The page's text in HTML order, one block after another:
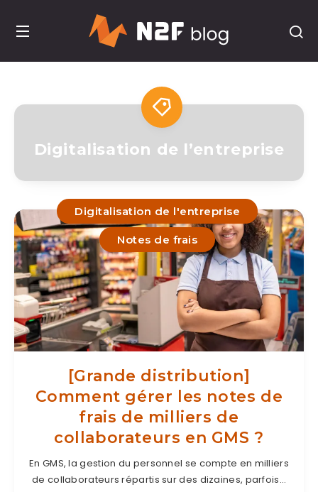
Digitalisation de l’entreprise
Digitalisation de l'entreprise
Notes de frais
[Grande distribution]
Comment gérer les notes de
frais de milliers de
collaborateurs en GMS ?
En GMS, la gestion du personnel se compte en milliers
de collaborateurs répartis sur des dizaines, parfois…